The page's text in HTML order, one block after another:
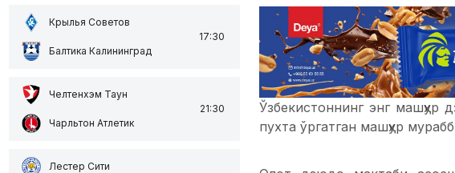
Крылья Советов
Балтика Калининград
17:30
Челтенхэм Таун
Чарльтон Атлетик
21:30
Лестер Сити
Ўзбекистоннинг энг машҳур
пухта ўргатган машҳур